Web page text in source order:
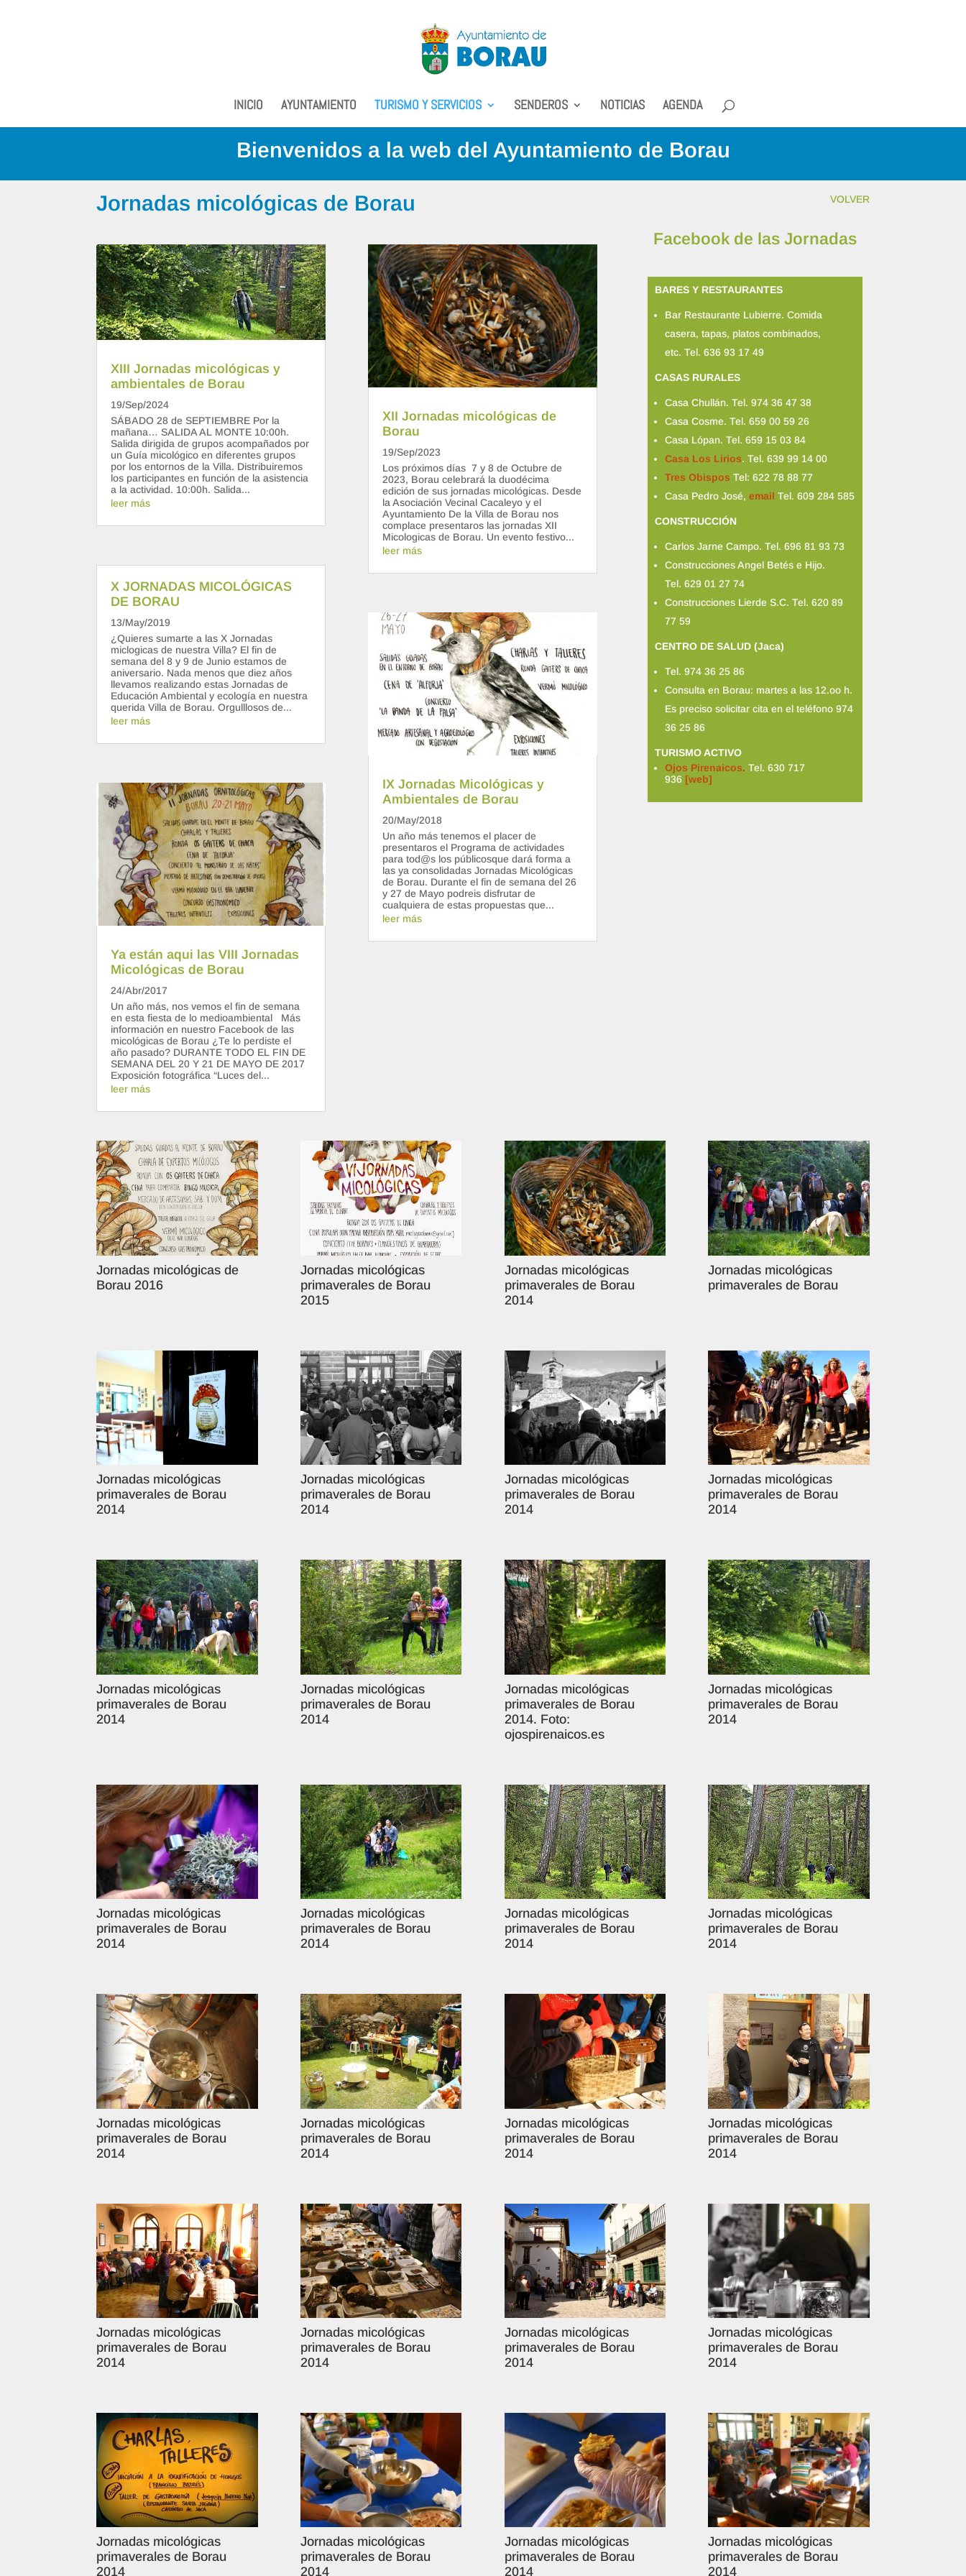
INICIO AYUNTAMIENTO TURISMO Y SERVICIOS SENDEROS NOTICIAS AGENDA
Bienvenidos a la web del Ayuntamiento de Borau
Jornadas micológicas de Borau
XIII Jornadas micológicas y
ambientales de Borau
19/Sep/2024
SÁBADO 28 de SEPTIEMBRE Por la
mañana… SALIDA AL MONTE 10:00h.
Salida dirigida de grupos acompañados por
un Guía micológico en diferentes grupos
por los entornos de la Villa. Distribuiremos
los participantes en función de la asistencia
a la actividad. 10:00h. Salida...
leer más
X JORNADAS MICOLÓGICAS
DE BORAU
13/May/2019
¿Quieres sumarte a las X Jornadas
miclogicas de nuestra Villa? El fin de
semana del 8 y 9 de Junio estamos de
aniversario. Nada menos que diez años
llevamos realizando estas Jornadas de
Educación Ambiental y ecología en nuestra
querida Villa de Borau. Orgulllosos de...
leer más
Ya están aqui las VIII Jornadas
Micológicas de Borau
24/Abr/2017
Un año más, nos vemos el fin de semana
en esta fiesta de lo medioambiental Más
información en nuestro Facebook de las
micológicas de Borau ¿Te lo perdiste el
año pasado? DURANTE TODO EL FIN DE
SEMANA DEL 20 Y 21 DE MAYO DE 2017
Exposición fotográfica “Luces del...
leer más
XII Jornadas micológicas de
Borau
19/Sep/2023
Los próximos días 7 y 8 de Octubre de
2023, Borau celebrará la duodécima
edición de sus jornadas micológicas. Desde
la Asociación Vecinal Cacaleyo y el
Ayuntamiento De la Villa de Borau nos
complace presentaros las jornadas XII
Micologicas de Borau. Un evento festivo...
leer más
IX Jornadas Micológicas y
Ambientales de Borau
20/May/2018
Un año más tenemos el placer de
presentaros el Programa de actividades
para tod@s los públicosque dará forma a
las ya consolidadas Jornadas Micológicas
de Borau. Durante el fin de semana del 26
y 27 de Mayo podreis disfrutar de
cualquiera de estas propuestas que...
leer más
VOLVER
Facebook de las Jornadas
BARES Y RESTAURANTES
Bar Restaurante Lubierre. Comida
casera, tapas, platos combinados,
etc. Tel. 636 93 17 49
CASAS RURALES
Casa Chullán. Tel. 974 36 47 38
Casa Cosme. Tel. 659 00 59 26
Casa Lópan. Tel. 659 15 03 84
Casa Los Lirios. Tel. 639 99 14 00
Tres Obispos Tel: 622 78 88 77
Casa Pedro José, email Tel. 609 284 585
CONSTRUCCIÓN
Carlos Jarne Campo. Tel. 696 81 93 73
Construcciones Angel Betés e Hijo.
Tel. 629 01 27 74
Construcciones Lierde S.C. Tel. 620 89
77 59
CENTRO DE SALUD (Jaca)
Tel. 974 36 25 86
Consulta en Borau: martes a las 12.oo h.
Es preciso solicitar cita en el teléfono 974
36 25 86
TURISMO ACTIVO
Ojos Pirenaicos. Tel. 630 717
936 [web]
Jornadas micológicas de
Borau 2016
Jornadas micológicas
primaverales de Borau
2015
Jornadas micológicas
primaverales de Borau
2014
Jornadas micológicas
primaverales de Borau
Jornadas micológicas
primaverales de Borau
2014
Jornadas micológicas
primaverales de Borau
2014
Jornadas micológicas
primaverales de Borau
2014
Jornadas micológicas
primaverales de Borau
2014
Jornadas micológicas
primaverales de Borau
2014
Jornadas micológicas
primaverales de Borau
2014
Jornadas micológicas
primaverales de Borau
2014. Foto:
ojospirenaicos.es
Jornadas micológicas
primaverales de Borau
2014
Jornadas micológicas
primaverales de Borau
2014
Jornadas micológicas
primaverales de Borau
2014
Jornadas micológicas
primaverales de Borau
2014
Jornadas micológicas
primaverales de Borau
2014
Jornadas micológicas
primaverales de Borau
2014
Jornadas micológicas
primaverales de Borau
2014
Jornadas micológicas
primaverales de Borau
2014
Jornadas micológicas
primaverales de Borau
2014
Jornadas micológicas
primaverales de Borau
2014
Jornadas micológicas
primaverales de Borau
2014
Jornadas micológicas
primaverales de Borau
2014
Jornadas micológicas
primaverales de Borau
2014
Jornadas micológicas
primaverales de Borau
2014
Jornadas micológicas
primaverales de Borau
2014
Jornadas micológicas
primaverales de Borau
2014
Jornadas micológicas
primaverales de Borau
2014